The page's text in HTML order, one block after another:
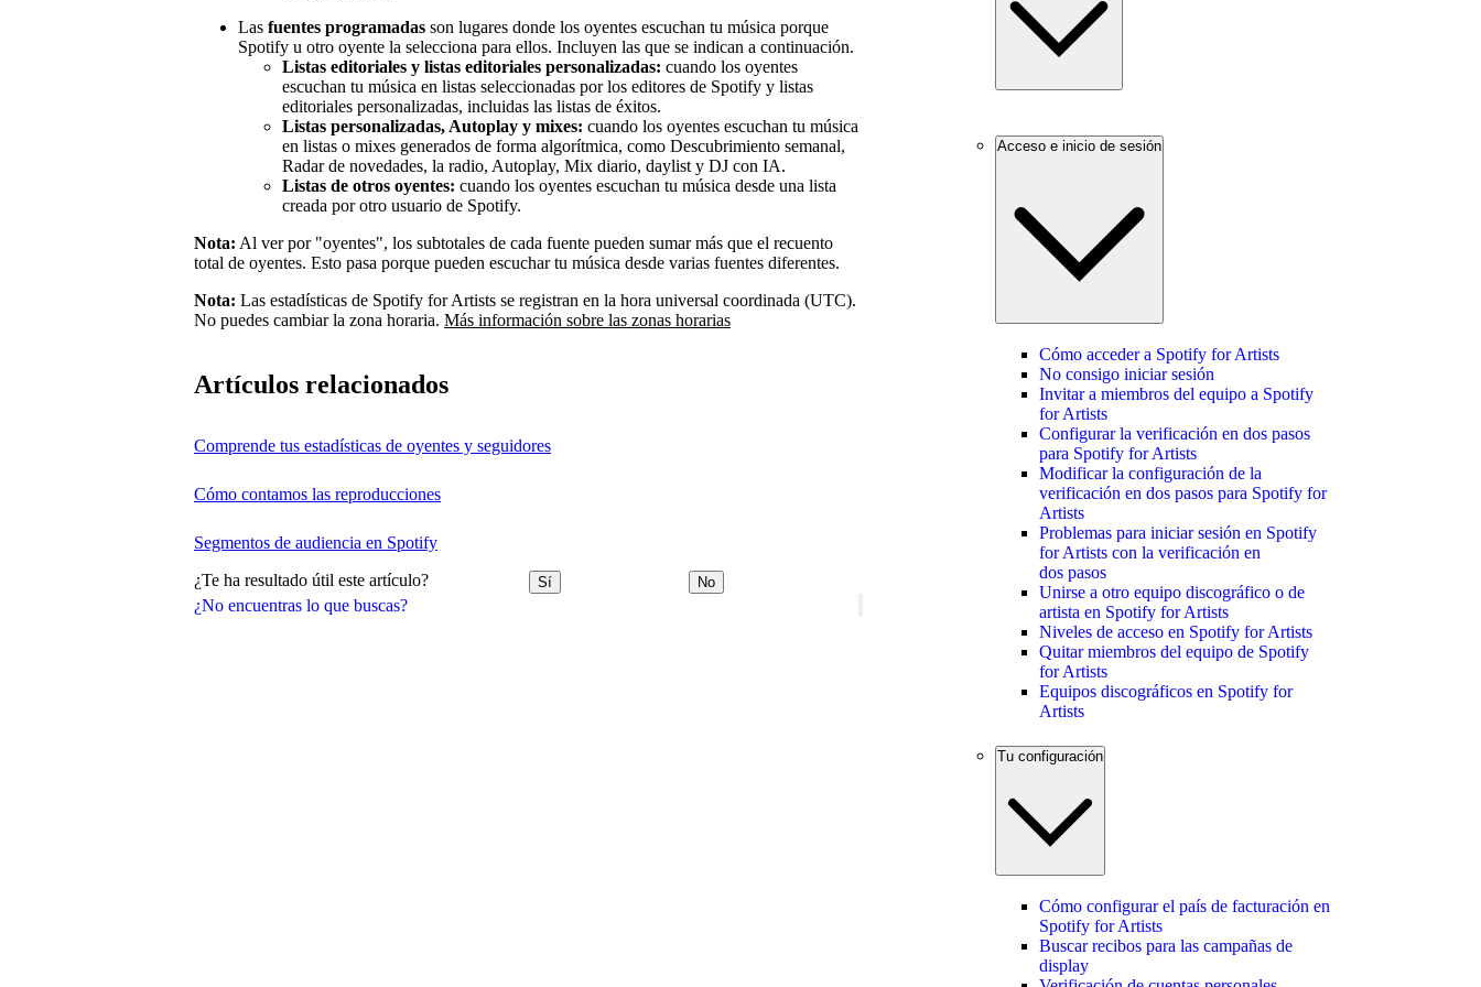
¿No encuentras lo que buscas?
Las fuentes programadas son lugares donde los oyentes escuchan tu música porque
Spotify u otro oyente la selecciona para ellos. Incluyen las que se indican a continuación.
Listas editoriales y listas editoriales personalizadas: cuando los oyentes
escuchan tu música en listas seleccionadas por los editores de Spotify y listas
editoriales personalizadas, incluidas las listas de éxitos.
Listas personalizadas, Autoplay y mixes: cuando los oyentes escuchan tu música
en listas o mixes generados de forma algorítmica, como Descubrimiento semanal,
Radar de novedades, la radio, Autoplay, Mix diario, daylist y DJ con IA.
Listas de otros oyentes: cuando los oyentes escuchan tu música desde una lista
creada por otro usuario de Spotify.
Nota: Al ver por "oyentes", los subtotales de cada fuente pueden sumar más que el recuento
total de oyentes. Esto pasa porque pueden escuchar tu música desde varias fuentes diferentes.
Nota: Las estadísticas de Spotify for Artists se registran en la hora universal coordinada (UTC).
No puedes cambiar la zona horaria. Más información sobre las zonas horarias
Artículos relacionados
Comprende tus estadísticas de oyentes y seguidores
Cómo contamos las reproducciones
Segmentos de audiencia en Spotify
¿Te ha resultado útil este artículo? Sí No
Acceso e inicio de sesión
Cómo acceder a Spotify for Artists
No consigo iniciar sesión
Invitar a miembros del equipo a Spotify
for Artists
Configurar la verificación en dos pasos
para Spotify for Artists
Modificar la configuración de la
verificación en dos pasos para Spotify for
Artists
Problemas para iniciar sesión en Spotify
for Artists con la verificación en
dos pasos
Unirse a otro equipo discográfico o de
artista en Spotify for Artists
Niveles de acceso en Spotify for Artists
Quitar miembros del equipo de Spotify
for Artists
Equipos discográficos en Spotify for
Artists
Tu configuración
Cómo configurar el país de facturación en
Spotify for Artists
Buscar recibos para las campañas de
display